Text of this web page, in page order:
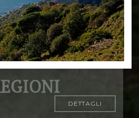
DETTAGLI